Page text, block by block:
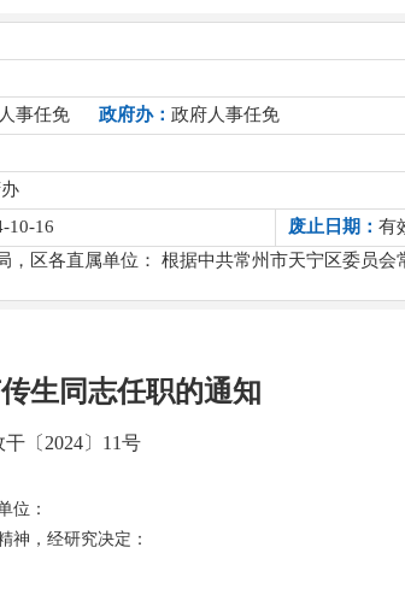
事任免 政府办： 政府人事任免
10-16 废止日期： 有
区各直属单位： 根据中共常州市天宁区委员会
生同志任职的通知
〔2024〕11号
位：
神，经研究决定：